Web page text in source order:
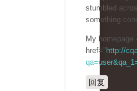
stumbled
something
My homepage
href=" http://
回复